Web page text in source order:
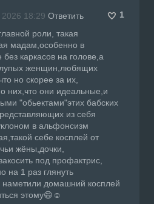
2026 18:29 Ответить
1
роли, такая
мадам,особенно в
каркасов на голове,а
женщин,любящих
но скорее за их,
них,что они идеальные,и
"обьектами"этих бабских
из себя
в альфонсизм
себе косплей от
жёны,дочки,
под профактрис,
на 1 раз глянуть
наметили домашний косплей
этому😄☺️